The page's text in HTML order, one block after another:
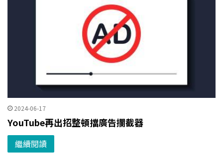
2024-06-17
YouTube再出招整頓擋廣告攔截器
繼續閱讀